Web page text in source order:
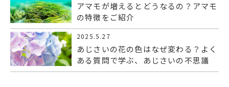
アマモが増えるとどうなるの？アマモ
の特徴をご紹介
2025.5.27
あじさいの花の色はなぜ変わる？よく
ある質問で学ぶ、あじさいの不思議